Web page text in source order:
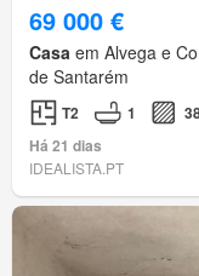
69 000 €
Casa em Alvega e
de Santarém
T2 1
Há 21 dias
IDEALISTA.PT